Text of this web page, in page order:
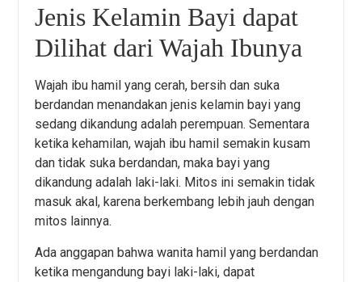
Jenis Kelamin Bayi dapat
Dilihat dari Wajah Ibunya
Wajah ibu hamil yang cerah, bersih dan suka
berdandan menandakan jenis kelamin bayi yang
sedang dikandung adalah perempuan. Sementara
ketika kehamilan, wajah ibu hamil semakin kusam
dan tidak suka berdandan, maka bayi yang
dikandung adalah laki-laki. Mitos ini semakin tidak
masuk akal, karena berkembang lebih jauh dengan
mitos lainnya.
Ada anggapan bahwa wanita hamil yang berdandan
ketika mengandung bayi laki-laki, dapat